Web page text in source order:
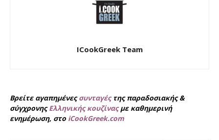
ICookGreek Team
Βρείτε αγαπημένεςσυνταγέςτης παραδοσιακής &
σύγχρονηςΕλληνικής κουζίναςμε καθημερινή
ενημέρωση, στο iCookGreek.com